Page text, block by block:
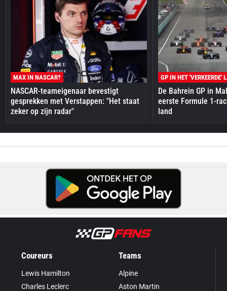
MAX IN NASCAR?
NASCAR-teameigenaar bevestigt
gesprekken met Verstappen: "Het staat
zeker op zijn radar"
GP IN HET 'VERKEERDE'
De Bahrein GP in
eerste Formule 1-
land
Coureurs
Lewis Hamilton
Charles Leclerc
Teams
Alpine
Aston Martin